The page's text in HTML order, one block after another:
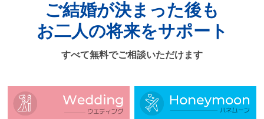
ご結婚が決まった後も
お二人の将来をサポート
すべて無料でご相談いただけます